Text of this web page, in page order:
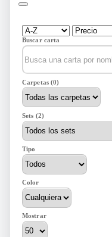
Buscar carta
Carpetas (0)
Sets (2)
Tipo
Color
Mostrar